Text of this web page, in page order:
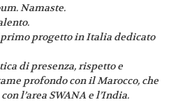
Namaste.
primo progetto in Italia dedicato
di presenza, rispetto e
profondo con il Marocco, che
l’area SWANA e l’India.